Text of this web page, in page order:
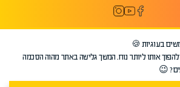
בעוגיות 🍪
אותו ליותר נוח. המשך גלישה באתר מהוה הסכמה
😉